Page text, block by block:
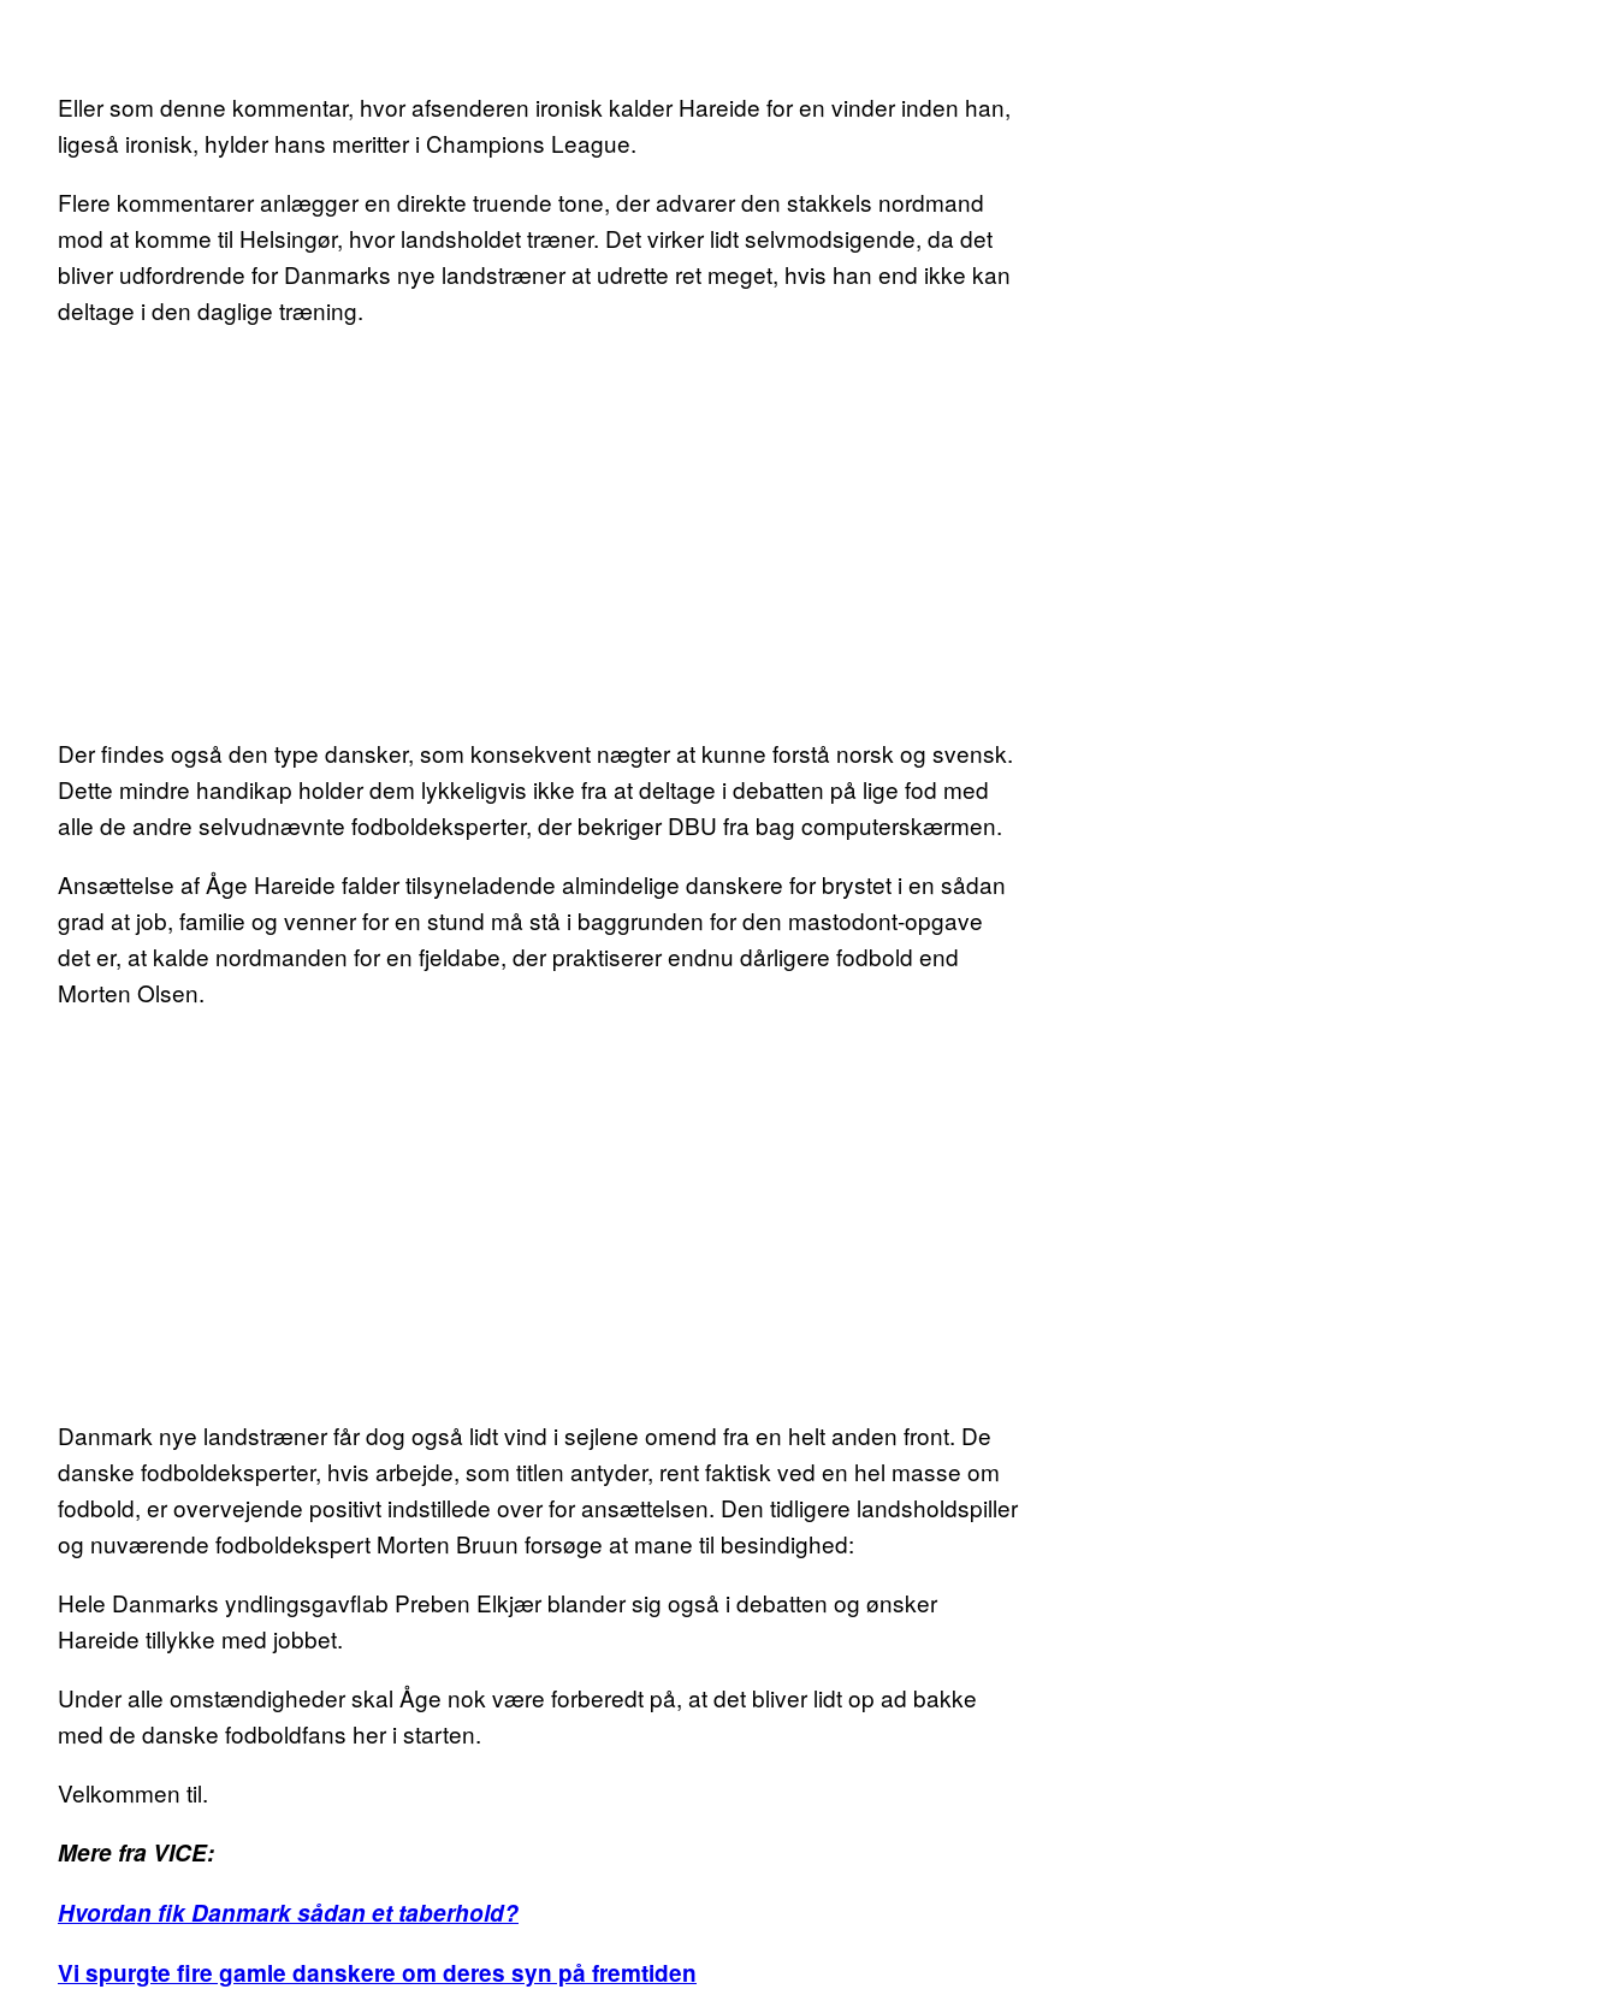
Eller som denne kommentar, hvor afsenderen ironisk kalder Hareide for en vinder inden han,
ligeså ironisk, hylder hans meritter i Champions League.
Flere kommentarer anlægger en direkte truende tone, der advarer den stakkels nordmand
mod at komme til Helsingør, hvor landsholdet træner. Det virker lidt selvmodsigende, da det
bliver udfordrende for Danmarks nye landstræner at udrette ret meget, hvis han end ikke kan
deltage i den daglige træning.
Der findes også den type dansker, som konsekvent nægter at kunne forstå norsk og svensk.
Dette mindre handikap holder dem lykkeligvis ikke fra at deltage i debatten på lige fod med
alle de andre selvudnævnte fodboldeksperter, der bekriger DBU fra bag computerskærmen.
Ansættelse af Åge Hareide falder tilsyneladende almindelige danskere for brystet i en sådan
grad at job, familie og venner for en stund må stå i baggrunden for den mastodont-opgave
det er, at kalde nordmanden for en fjeldabe, der praktiserer endnu dårligere fodbold end
Morten Olsen.
Danmark nye landstræner får dog også lidt vind i sejlene omend fra en helt anden front. De
danske fodboldeksperter, hvis arbejde, som titlen antyder, rent faktisk ved en hel masse om
fodbold, er overvejende positivt indstillede over for ansættelsen. Den tidligere landsholdspiller
og nuværende fodboldekspert Morten Bruun forsøge at mane til besindighed:
Hele Danmarks yndlingsgavflab Preben Elkjær blander sig også i debatten og ønsker
Hareide tillykke med jobbet.
Under alle omstændigheder skal Åge nok være forberedt på, at det bliver lidt op ad bakke
med de danske fodboldfans her i starten.
Velkommen til.
Mere fra VICE:
Hvordan fik Danmark sådan et taberhold?
Vi spurgte fire gamle danskere om deres syn på fremtiden